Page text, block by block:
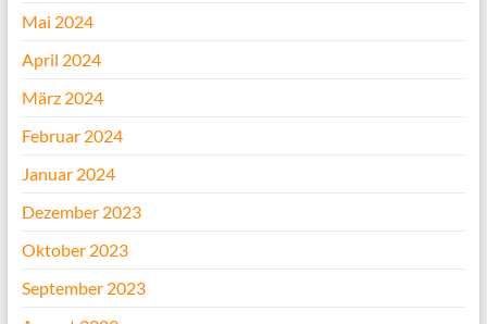
Mai 2024
April 2024
März 2024
Februar 2024
Januar 2024
Dezember 2023
Oktober 2023
September 2023